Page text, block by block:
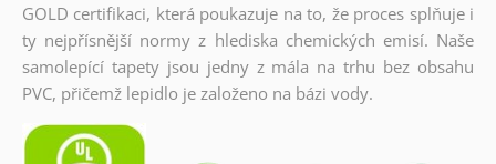
GOLD certifikaci, která poukazuje na to, že proces splňuje i
ty nejpřísnější normy z hlediska chemických emisí. Naše
samolepící tapety jsou jedny z mála na trhu bez obsahu
PVC, přičemž lepidlo je založeno na bázi vody.